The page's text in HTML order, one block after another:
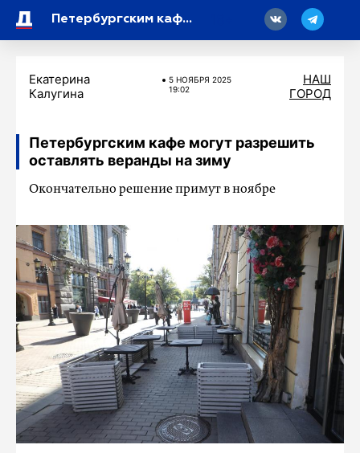
Петербургским кафе могут разрешить оставлять веранды на зиму
Екатерина
Калугина
5 НОЯБРЯ 2025
19:02
НАШ
ГОРОД
Петербургским кафе могут разрешить
оставлять веранды на зиму
Окончательно решение примут в ноябре